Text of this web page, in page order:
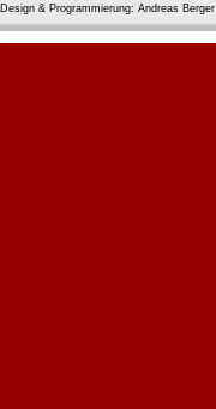
Design & Programmierung: Andreas Berger